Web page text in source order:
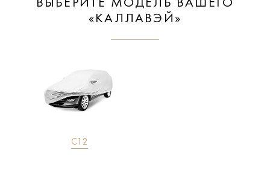
ВЫБЕРИТЕ МОДЕЛЬ ВАШЕГО
«КАЛЛАВЭЙ»
C12